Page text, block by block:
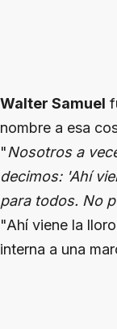
Walter Samuel
nombre a esa
"Nosotros a
decimos: 'Ahí
para todos. No
"Ahí viene la
interna a una